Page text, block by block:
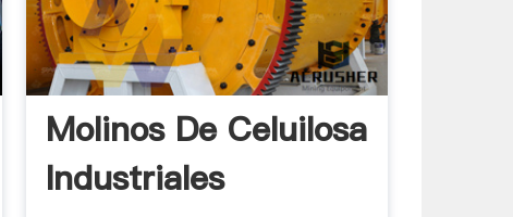
Molinos De Celuilosa
Industriales